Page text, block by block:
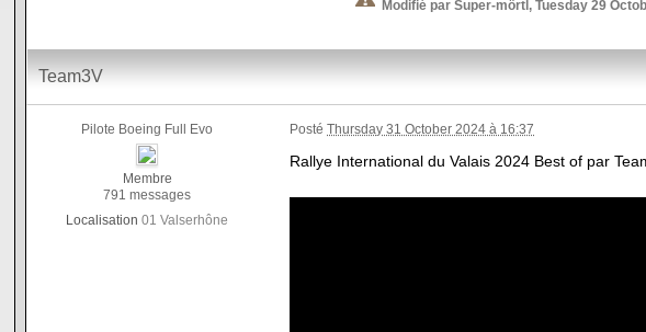
Modifié par Super-mörtl, Tuesday 29
Team3V
Pilote Boeing Full Evo
Membre
791 messages
Localisation 01 Valserhône
PostéThursday 31 October 2024 à 16:37
Rallye International du Valais 2024 Best of par